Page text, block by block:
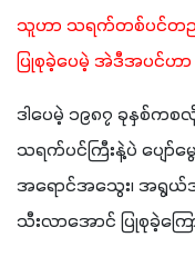
သူဟာ သရက်တစ်ပင်တည်း
ပြုစုခဲ့ပေမဲ့ အဲဒီအပင်ဟာ
ဒါပေမဲ့ ၁၉၈၇ ခုနှစ်က
သရက်ပင်ကြီးနဲ့ပဲ ပျော်မွ
အရောင်အသွေး၊ အရွယ်
သီးလာအောင် ပြုစုခဲ့ကြေ